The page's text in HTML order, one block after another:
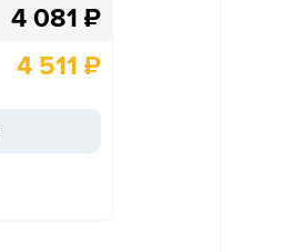
4 081 ₽
4 511 ₽